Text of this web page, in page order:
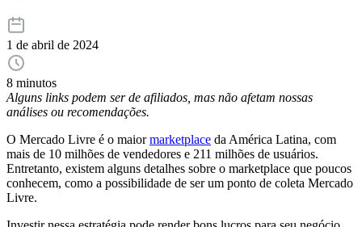
1 de abril de 2024
8 minutos
Alguns links podem ser de afiliados, mas não afetam nossas
análises ou recomendações.
O Mercado Livre é o maiormarketplace da América Latina, com
mais de 10 milhões de vendedores e 211 milhões de usuários.
Entretanto, existem alguns detalhes sobre o marketplace que poucos
conhecem, como a possibilidade de ser um ponto de coleta Mercado
Livre.